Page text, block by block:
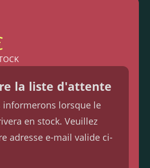
la liste d'attente
informerons lorsque le
en stock. Veuillez
adresse e-mail valide ci-